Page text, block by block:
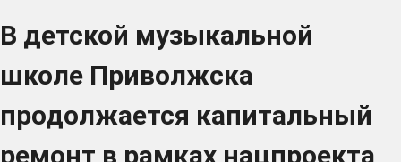
В детской музыкальной
школе Приволжска
продолжается капитальный
ремонт в рамках нацпроекта